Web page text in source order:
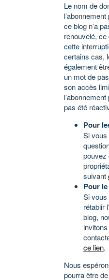
Le nom de
ce blog n’a
renouvelé,
cette
certains cas,
également
un mot de
son accès
pas été
Pour
Si vous
pouvez
suivant
Pour
Si vous
rétablir
blog,
ce lien.
Nous
pourra être